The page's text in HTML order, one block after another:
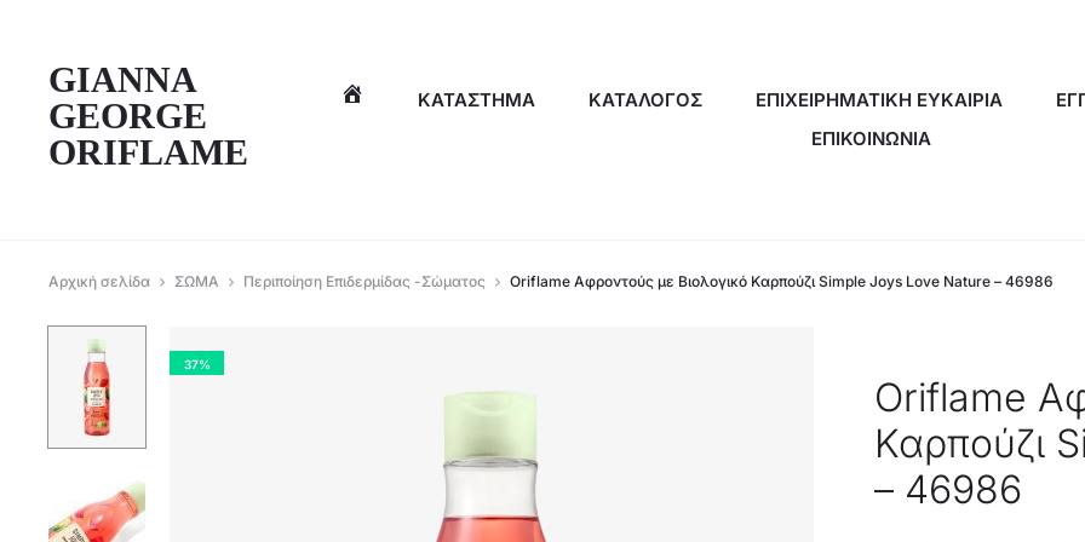
GIANNA
GEORGE
ORIFLAME
ΚΑΤΆΣΤΗΜΑ ΚΑΤΑΛΟΓΟΣ ΕΠΙΧΕΙΡΗΜΑΤΙΚΗ ΕΥΚΑΙΡΙΑ
ΕΠΙΚΟΙΝΩΝΙΑ
Αρχική σελίδα ΣΩΜΑ Περιποίηση Επιδερμίδας -Σώματος Oriflame Αφροντούς με Βιολογικό Καρπούζι Simple Joys Love Nature – 46986
37%
Oriflame
Καρπούζι
– 46986